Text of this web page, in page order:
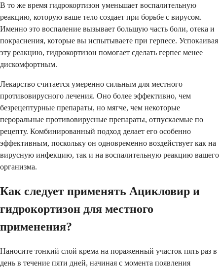
В то же время гидрокортизон уменьшает воспалительную
реакцию, которую ваше тело создает при борьбе с вирусом.
Именно это воспаление вызывает большую часть боли, отека и
покраснения, которые вы испытываете при герпесе. Успокаивая
эту реакцию, гидрокортизон помогает сделать герпес менее
дискомфортным.
Лекарство считается умеренно сильным для местного
противовирусного лечения. Оно более эффективно, чем
безрецептурные препараты, но мягче, чем некоторые
пероральные противовирусные препараты, отпускаемые по
рецепту. Комбинированный подход делает его особенно
эффективным, поскольку он одновременно воздействует как на
вирусную инфекцию, так и на воспалительную реакцию вашего
организма.
Как следует применять Ацикловир и
гидрокортизон для местного
применения?
Наносите тонкий слой крема на пораженный участок пять раз в
день в течение пяти дней, начиная с момента появления